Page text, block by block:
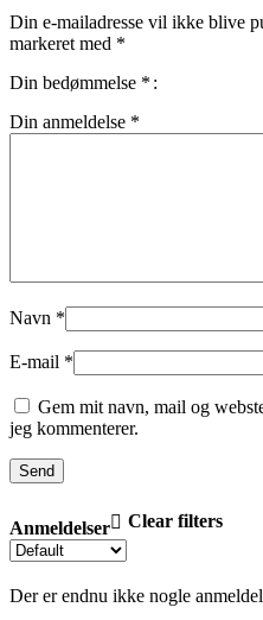
Anmeldelser Clear filters
Der er endnu ikke nogle
Din e-mailadresse vil ikke blive
markeret med *
Din bedømmelse *
Din anmeldelse *
Navn *
E-mail *
Gem mit navn, mail og
jeg kommenterer.